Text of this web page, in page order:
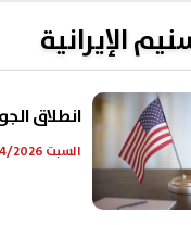
الإيرانية
انطلاق
السبت 11/04/2026 10:34 م